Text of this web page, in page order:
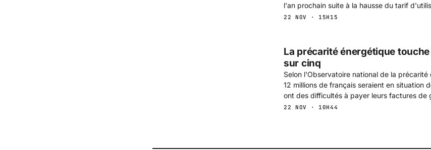
l'an prochain suite à la hausse du tarif
22 NOV · 15H15
La précarité énergétique
sur cinq
Selon l'Observatoire national de la
12 millions de français seraient en situation
ont des difficultés à payer leurs factures de
22 NOV · 10H44